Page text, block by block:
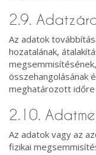
2.9.
Az adatok
hozatalának,
összehangolásának
meghatározott
2.10.
Az adatok vagy az
fizikai